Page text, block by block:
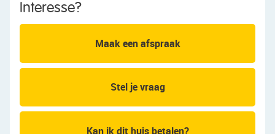
• Ruim balkon
• Groot zonneterras met fraai uitzicht
Indeling van het appartement:
Gezamenlijke entree met brievenbussen,
trappenhuis en lift.
Interesse?
Maak een afspraak
Stel je vraag
Kan ik dit huis betalen?